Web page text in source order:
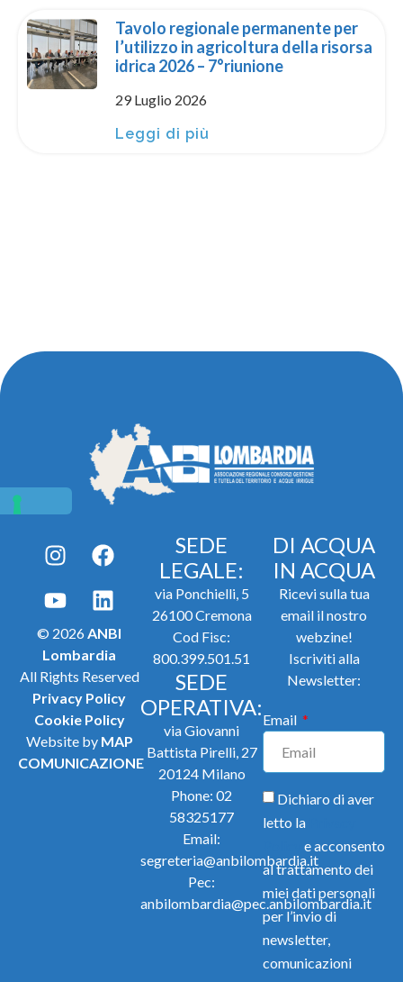
Tavolo regionale permanente per
l’utilizzo in agricoltura della risorsa
idrica 2026 – 7°riunione
29 Luglio 2026
Leggi di più
© 2026ANBI
Lombardia
All Rights Reserved
Privacy Policy
Cookie Policy
Website by MAP
COMUNICAZIONE
SEDE
LEGALE:
via Ponchielli, 5
26100 Cremona
Cod Fisc:
800.399.501.51
SEDE
OPERATIVA:
via Giovanni
Battista Pirelli, 27
20124 Milano
Phone: 02
58325177
Email:
segreteria@anbilombardia.it
Pec:
anbilombardia@pec.anbilombardia.it
DI ACQUA
IN ACQUA
Ricevi sulla tua
email il nostro
webzine!
Iscriviti alla
Newsletter:
Email
Dichiaro di aver
letto la
e acconsento
al trattamento dei
miei dati personali
per l’invio di
newsletter,
comunicazioni